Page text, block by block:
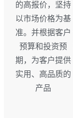
的高报价，坚持
以市场价格为基
准。并根据客户
预算和投资预
期，为客户提供
实用、高品质的
产品